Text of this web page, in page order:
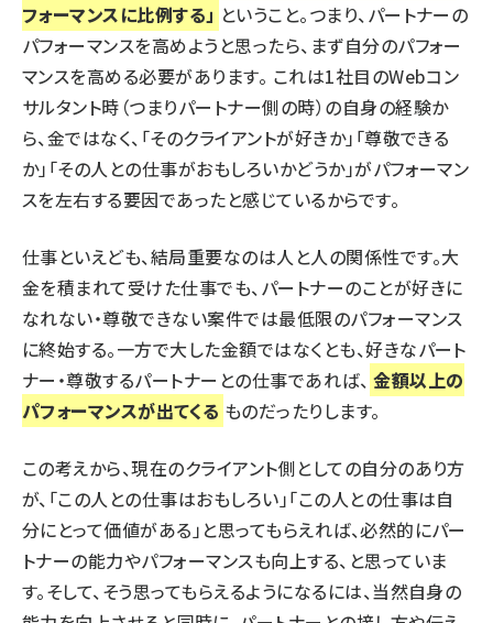
フォーマンスに比例する」 ということ。つまり、パートナーの
パフォーマンスを高めようと思ったら、まず自分のパフォー
マンスを高める必要があります。 これは1社目のWebコン
サルタント時（つまりパートナー側の時）の自身の経験か
ら、金ではなく、「そのクライアントが好きか」「尊敬できる
か」「その人との仕事がおもしろいかどうか」がパフォーマン
スを左右する要因であったと感じているからです。
仕事といえども、結局重要なのは人と人の関係性です。大
金を積まれて受けた仕事でも、パートナーのことが好きに
なれない・尊敬できない案件では最低限のパフォーマンス
に終始する。一方で大した金額ではなくとも、好きなパート
ナー・尊敬するパートナーとの仕事であれば、 金額以上の
パフォーマンスが出てくる ものだったりします。
この考えから、現在のクライアント側としての自分のあり方
が、「この人との仕事はおもしろい」「この人との仕事は自
分にとって価値がある」と思ってもらえれば、必然的にパー
トナーの能力やパフォーマンスも向上する、と思っていま
す。そして、そう思ってもらえるようになるには、当然自身の